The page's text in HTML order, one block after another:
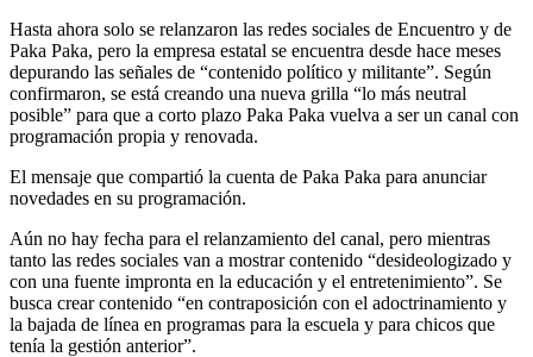
Hasta ahora solo se relanzaron las redes sociales de Encuentro y de
Paka Paka, pero la empresa estatal se encuentra desde hace meses
depurando las señales de “contenido político y militante”. Según
confirmaron, se está creando una nueva grilla “lo más neutral
posible” para que a corto plazo Paka Paka vuelva a ser un canal con
programación propia y renovada.
El mensaje que compartió la cuenta de Paka Paka para anunciar
novedades en su programación.
Aún no hay fecha para el relanzamiento del canal, pero mientras
tanto las redes sociales van a mostrar contenido “desideologizado y
con una fuente impronta en la educación y el entretenimiento”. Se
busca crear contenido “en contraposición con el adoctrinamiento y
la bajada de línea en programas para la escuela y para chicos que
tenía la gestión anterior”.